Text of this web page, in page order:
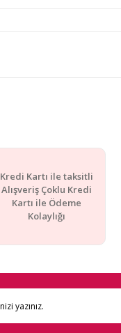
Kredi Kartı ile taksitli
Alışveriş Çoklu Kredi
Kartı ile Ödeme
Kolaylığı